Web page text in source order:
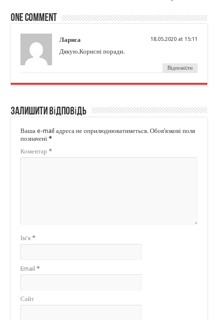
One comment
Лариса 18.05.2020 at 15:11
Дякую.Корисні поради.
Відповіcти
Залишити відповідь
Ваша e-mail адреса не оприлюднюватиметься. Обов’язкові поля
позначені*
Коментар*
Ім'я*
Email*
Сайт